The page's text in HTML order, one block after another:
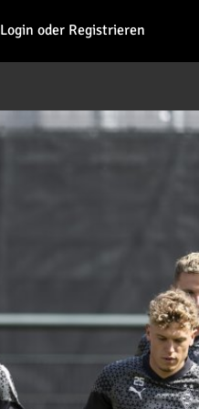
Login oder Registrieren